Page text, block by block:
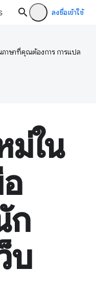
ลงชื่อเข้าใช้
ภาษาที่คุณต้องการ การแปล
ม่ใน
ก
บ